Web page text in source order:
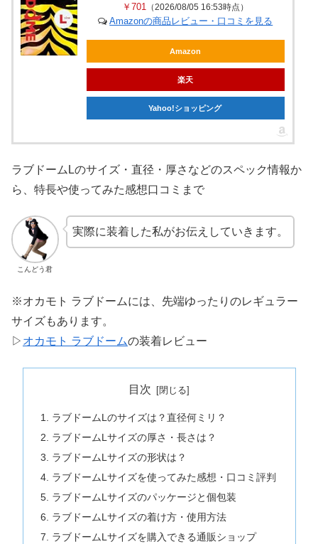
￥701
（2026/08/05 16:53時点）
Amazonの商品レビュー・口コミを見る
Amazon
楽天
Yahoo!ショッピング
ラブドームLのサイズ・直径・厚さなどのスペック情報か
ら、特長や使ってみた感想口コミまで
こんどう君
実際に装着した私がお伝えしていきます。
※オカモト ラブドームには、先端ゆったりのレギュラー
サイズもあります。
▷ オカモト ラブドームの装着レビュー
目次
ラブドームLのサイズは？直径何ミリ？
ラブドームLサイズの厚さ・長さは？
ラブドームLサイズの形状は？
ラブドームLサイズを使ってみた感想・口コミ評判
ラブドームLサイズのパッケージと個包装
ラブドームLサイズの着け方・使用方法
ラブドームLサイズを購入できる通販ショップ